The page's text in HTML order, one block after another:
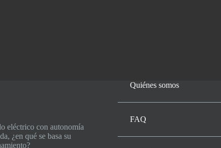
eléctrico con autonomía
¿en qué se basa su
Quiénes somos
FAQ